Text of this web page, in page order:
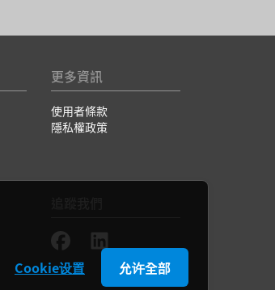
更多資訊
使用者條款
隱私權政策
允许全部
Cookie设置